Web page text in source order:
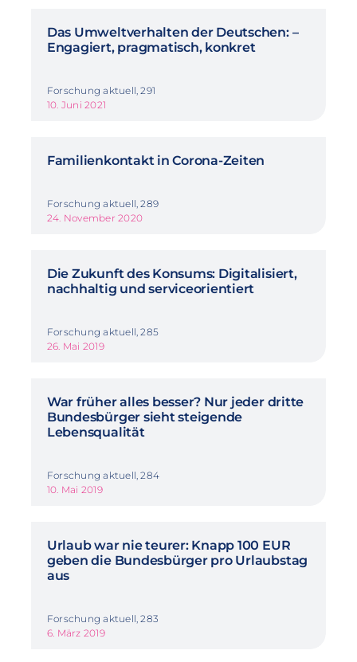
Das Umweltverhalten der Deutschen: –
Engagiert, pragmatisch, konkret
Forschung aktuell, 291
10. Juni 2021
Familienkontakt in Corona-Zeiten
Forschung aktuell, 289
24. November 2020
Die Zukunft des Konsums: Digitalisiert,
nachhaltig und serviceorientiert
Forschung aktuell, 285
26. Mai 2019
War früher alles besser? Nur jeder dritte
Bundesbürger sieht steigende
Lebensqualität
Forschung aktuell, 284
10. Mai 2019
Urlaub war nie teurer: Knapp 100 EUR
geben die Bundesbürger pro Urlaubstag
aus
Forschung aktuell, 283
6. März 2019